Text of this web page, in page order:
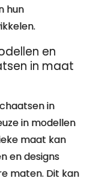
hun
en
in maat
in
in modellen
maat kan
en designs
maten. Dit kan